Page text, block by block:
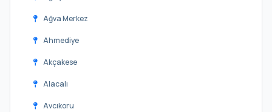
Ağva Merkez
Ahmediye
Akçakese
Alacalı
Avcıkoru